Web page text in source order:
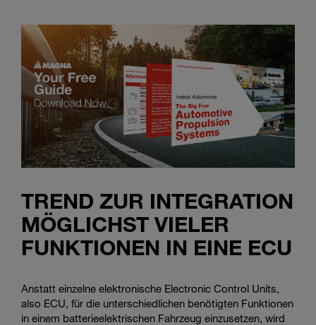
TREND ZUR INTEGRATION
MÖGLICHST VIELER
FUNKTIONEN IN EINE ECU
Anstatt einzelne elektronische Electronic Control Units,
also ECU, für die unterschiedlichen benötigten Funktionen
in einem batterieelektrischen Fahrzeug einzusetzen, wird